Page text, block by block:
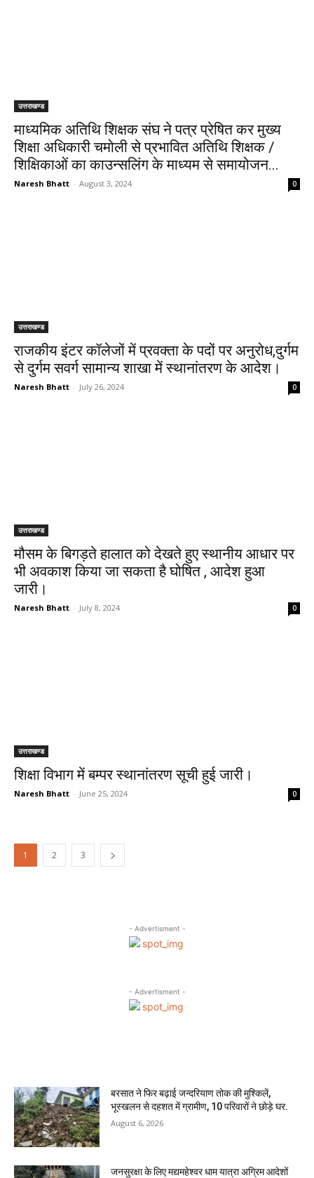
उत्तराखण्ड
माध्यमिक अतिथि शिक्षक संघ ने पत्र प्रेषित कर मुख्य
शिक्षा अधिकारी चमोली से प्रभावित अतिथि शिक्षक /
शिक्षिकाओं का काउन्सलिंग के माध्यम से समायोजन...
Naresh Bhatt - August 3, 2024 0
उत्तराखण्ड
राजकीय इंटर कॉलेजों में प्रवक्ता के पदों पर अनुरोध,दुर्गम
से दुर्गम सवर्ग सामान्य शाखा में स्थानांतरण के आदेश।
Naresh Bhatt - July 26, 2024 0
उत्तराखण्ड
मौसम के बिगड़ते हालात को देखते हुए स्थानीय आधार पर
भी अवकाश किया जा सकता है घोषित , आदेश हुआ
जारी।
Naresh Bhatt - July 8, 2024 0
उत्तराखण्ड
शिक्षा विभाग में बम्पर स्थानांतरण सूची हुई जारी।
Naresh Bhatt - June 25, 2024 0
1 2 3
- Advertisment -
- Advertisment -
बरसात ने फिर बढ़ाई जन्दरियाण तोक की मुश्किलें,
भूस्खलन से दहशत में ग्रामीण, 10 परिवारों ने छोड़े घर.
August 6, 2026
जनसुरक्षा के लिए मद्यमहेश्वर धाम यात्रा अग्रिम आदेशों